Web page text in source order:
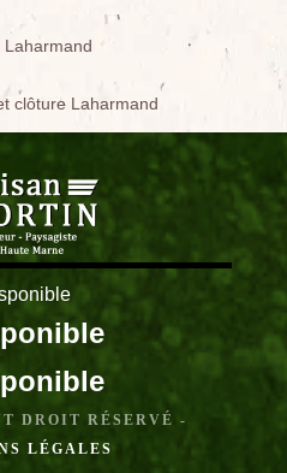
Laharmand
clôture Laharmand
DROIT RÉSERVÉ -
LÉGALES